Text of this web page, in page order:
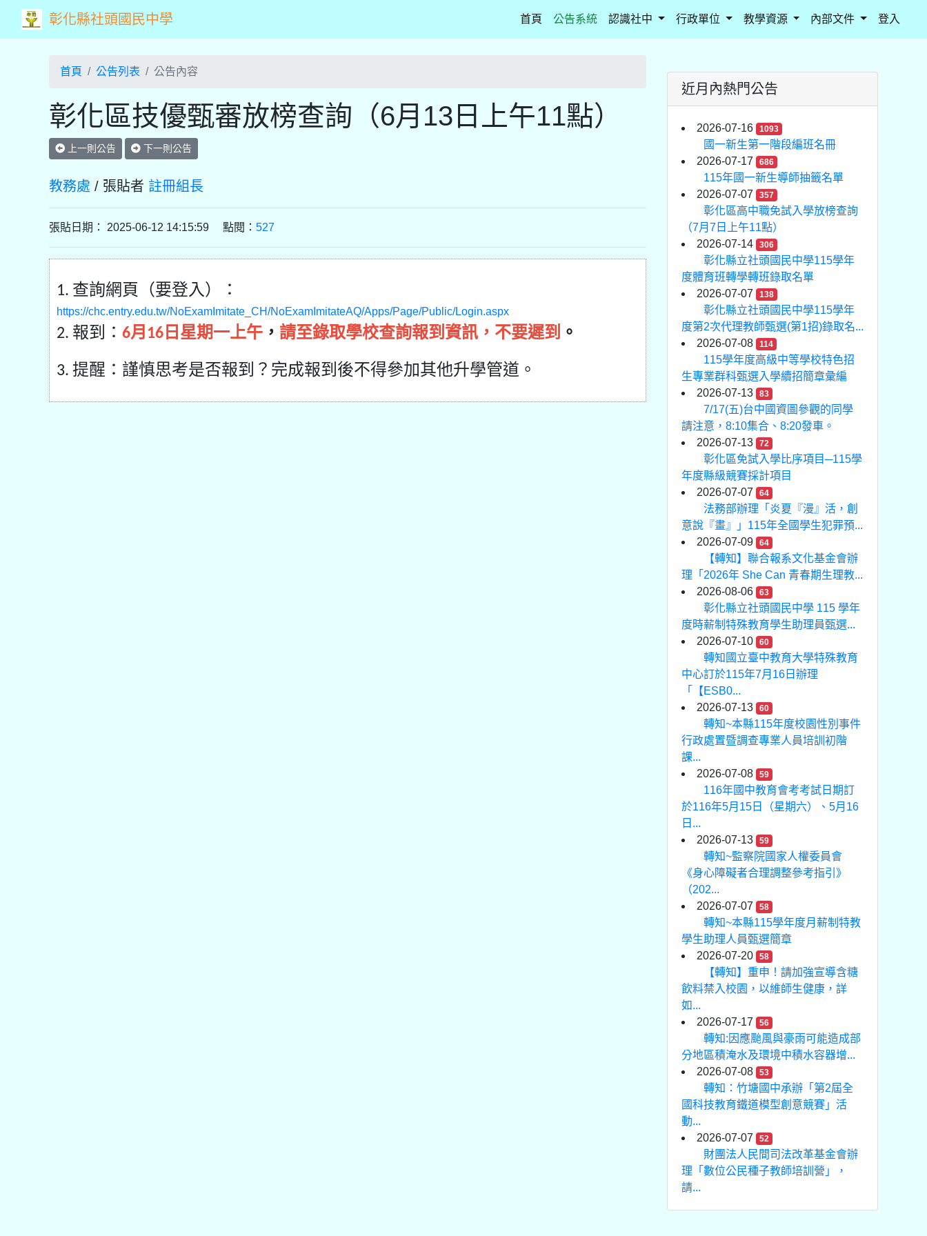
彰化縣社頭國民中學 首頁 (current)
公告系統 認識社中 行政單位 教學資源 內部文件 登入
首頁 公告列表 公告內容
彰化區技優甄審放榜查詢（6月13日上午11點）
上一則公告 下一則公告
教務處 / 張貼者 註冊組長
張貼日期： 2025-06-12 14:15:59 點閱： 527
1. 查詢網頁（要登入）：
https://chc.entry.edu.tw/NoExamImitate_CH/NoExamImitateAQ/Apps/Page/Public/Login.aspx
2. 報到： 6月 16 日星期一上午 ， 請至錄取學校查詢報到資訊，不要遲到 。
3. 提醒：謹慎思考是否報到？完成報到後不得參加其他升學管道。
近月內熱門公告
2026-07-16 1093
國一新生第一階段編班名冊
2026-07-17
686
115年國一新生導師抽籤名單
2026-07-07
357
彰化區高中職免試入學放榜查詢
（7月7日上午11點）
2026-07-14
306
彰化縣立社頭國民中學115學年
度體育班轉學轉班錄取名單
2026-07-07
138
彰化縣立社頭國民中學115學年
度第2次代理教師甄選(第1招)錄取名...
2026-07-08
114
115學年度高級中等學校特色招
生專業群科甄選入學續招簡章彙編
2026-07-13
83
7/17(五)台中國資圖參觀的同學
請注意，8:10集合、8:20發車。
2026-07-13
72
彰化區免試入學比序項目─115學
年度縣級競賽採計項目
2026-07-07
64
法務部辦理「炎夏『漫』活，創
意說『畫』」115年全國學生犯罪預...
2026-07-09
64
【轉知】聯合報系文化基金會辦
理「2026年 She Can 青春期生理教...
2026-08-06
63
彰化縣立社頭國民中學 115 學年
度時薪制特殊教育學生助理員甄選...
2026-07-10
60
轉知國立臺中教育大學特殊教育
中心訂於115年7月16日辦理
「【ESB0...
2026-07-13
60
轉知~本縣115年度校園性別事件
行政處置暨調查專業人員培訓初階
課...
2026-07-08
59
116年國中教育會考考試日期訂
於116年5月15日（星期六）、5月16
日...
2026-07-13
59
轉知~監察院國家人權委員會
《身心障礙者合理調整參考指引》
（202...
2026-07-07
58
轉知~本縣115學年度月薪制特教
學生助理人員甄選簡章
2026-07-20
58
【轉知】重申！請加強宣導含糖
飲料禁入校園，以維師生健康，詳
如...
2026-07-17
56
轉知:因應颱風與豪雨可能造成部
分地區積淹水及環境中積水容器增...
2026-07-08
53
轉知：竹塘國中承辦「第2屆全
國科技教育鐵道模型創意競賽」活
動...
2026-07-07
52
財團法人民間司法改革基金會辦
理「數位公民種子教師培訓營」，
請...